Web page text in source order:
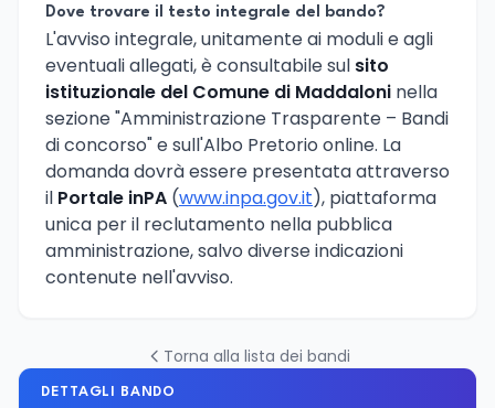
Dove trovare il testo integrale del bando?
L'avviso integrale, unitamente ai moduli e agli
eventuali allegati, è consultabile sul sito
istituzionale del Comune di Maddaloni nella
sezione "Amministrazione Trasparente – Bandi
di concorso" e sull'Albo Pretorio online. La
domanda dovrà essere presentata attraverso
il Portale inPA (www.inpa.gov.it), piattaforma
unica per il reclutamento nella pubblica
amministrazione, salvo diverse indicazioni
contenute nell'avviso.
Torna alla lista dei bandi
DETTAGLI BANDO